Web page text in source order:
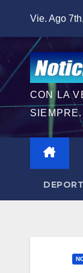
contenido
Vie. Ago
CON LA